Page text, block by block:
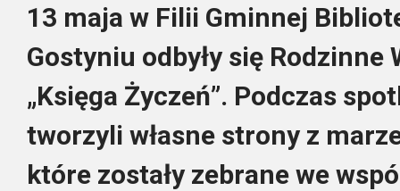
13 maja w Filii Gminnej
Gostyniu odbyły się
„Księga Życzeń”. Podczas
tworzyli własne strony z
które zostały zebrane we